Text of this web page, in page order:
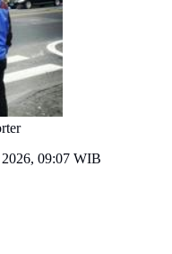
2026, 09:07 WIB